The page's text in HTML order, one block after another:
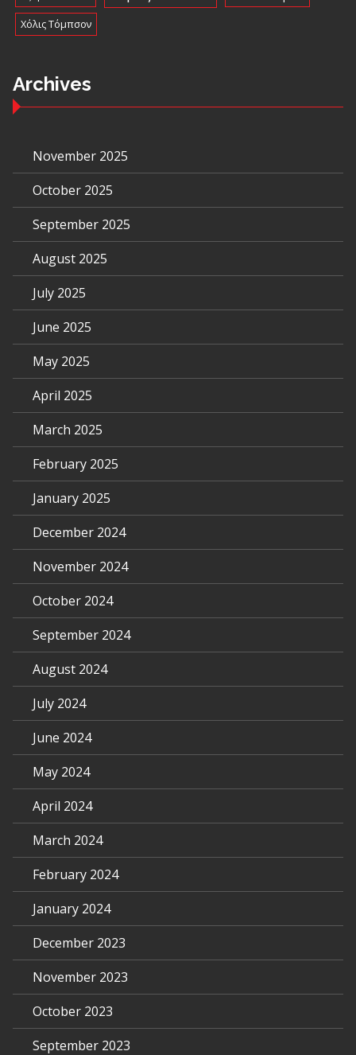
Χόλις Τόμπσον
Archives
November 2025
October 2025
September 2025
August 2025
July 2025
June 2025
May 2025
April 2025
March 2025
February 2025
January 2025
December 2024
November 2024
October 2024
September 2024
August 2024
July 2024
June 2024
May 2024
April 2024
March 2024
February 2024
January 2024
December 2023
November 2023
October 2023
September 2023